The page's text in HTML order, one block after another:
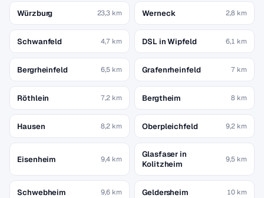
Würzburg 23,3 km Werneck 2,8 km
Schwanfeld 4,7 km DSL in Wipfeld 6,1 km
Bergrheinfeld 6,5 km Grafenrheinfeld 7 km
Röthlein 7,2 km Bergtheim 8 km
Hausen 8,2 km Oberpleichfeld 9,2 km
Eisenheim 9,4 km
Glasfaser in
Kolitzheim
9,5 km
Schwebheim 9,6 km Geldersheim 10 km